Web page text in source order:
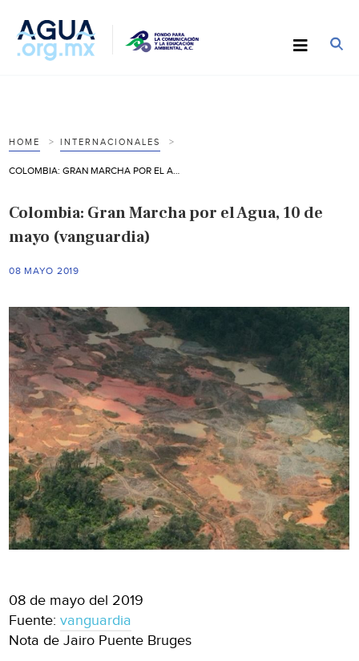
HOME INTERNACIONALES
Colombia: Gran Marcha por el Agua, 10 de
mayo (vanguardia)
08 MAYO 2019
08 de mayo del 2019
Fuente:vanguardia
Nota de Jairo Puente Bruges